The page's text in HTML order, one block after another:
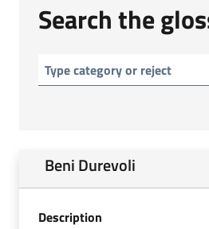
Search the
Beni Durevoli
Description